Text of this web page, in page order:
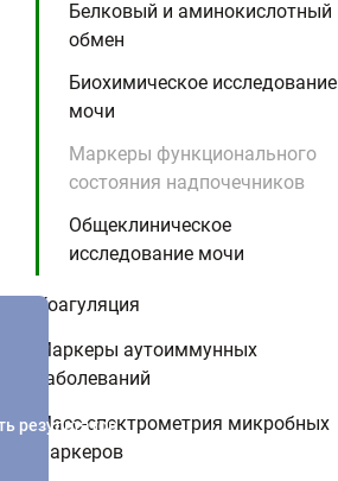
Белковый и аминокислотный
обмен
Биохимическое исследование
мочи
Маркеры функционального
состояния надпочечников
Общеклиническое
исследование мочи
Коагуляция
Маркеры аутоиммунных
заболеваний
Масс-спектрометрия микробных
маркеров
результатов